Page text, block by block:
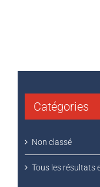
Catégories
Non classé
Tous les résultats